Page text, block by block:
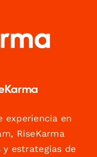
experiencia en
RiseKarma
estrategias de